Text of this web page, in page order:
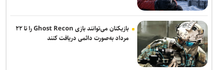
بازیکنان می‌توانند بازی Ghost Recon را تا ۲۲
مرداد به‌صورت دائمی دریافت کنند